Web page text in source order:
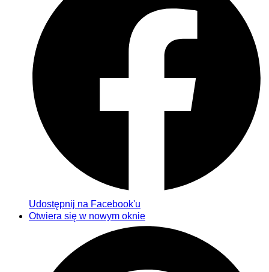
Udostępnij na Facebook'u
Otwiera się w nowym oknie